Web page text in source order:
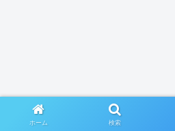
ホーム 検索